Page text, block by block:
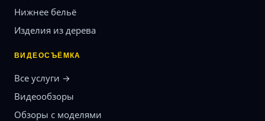
Нижнее бельё
Изделия из дерева
ВИДЕОСЪЁМКА
Все услуги →
Видеообзоры
Обзоры с моделями